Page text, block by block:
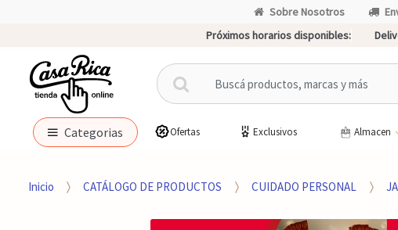
Sobre Nosotros
Próximos horarios disponibles:
B
u
c
p
r
Categorias Ofertas Exclusivos Almacen
Inicio CATÁLOGO DE PRODUCTOS CUIDADO PERSONAL